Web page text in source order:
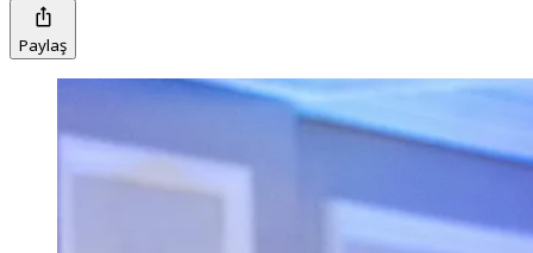
Paylaş